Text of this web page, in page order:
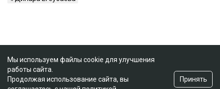
Мы используем файлы cookie для улучшения
работы сайта.
Продолжая использование сайта, вы
Принять